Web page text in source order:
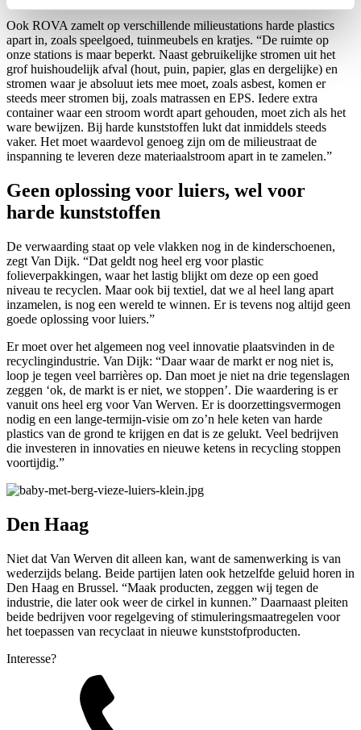
Ook ROVA zamelt op verschillende milieustations harde plastics
apart in, zoals speelgoed, tuinmeubels en kratjes. “De ruimte op
onze stations is maar beperkt. Naast gebruikelijke stromen uit het
grof huishoudelijk afval (hout, puin, papier, glas en dergelijke) en
stromen waar je absoluut iets mee moet, zoals asbest, komen er
steeds meer stromen bij, zoals matrassen en EPS. Iedere extra
container waar een stroom wordt apart gehouden, moet zich als het
ware bewijzen. Bij harde kunststoffen lukt dat inmiddels steeds
vaker. Het moet waardevol genoeg zijn om de milieustraat de
inspanning te leveren deze materiaalstroom apart in te zamelen.”
Geen oplossing voor luiers, wel voor
harde kunststoffen
De verwaarding staat op vele vlakken nog in de kinderschoenen,
zegt Van Dijk. “Dat geldt nog heel erg voor plastic
folieverpakkingen, waar het lastig blijkt om deze op een goed
niveau te recyclen. Maar ook bij textiel, dat we al heel lang apart
inzamelen, is nog een wereld te winnen. Er is tevens nog altijd geen
goede oplossing voor luiers.”
Er moet over het algemeen nog veel innovatie plaatsvinden in de
recyclingindustrie. Van Dijk: “Daar waar de markt er nog niet is,
loop je tegen veel barrières op. Dan moet je niet na drie tegenslagen
zeggen ‘ok, de markt is er niet, we stoppen’. Die waardering is er
vanuit ons heel erg voor Van Werven. Er is doorzettingsvermogen
nodig en een lange-termijn-visie om zo’n hele keten van harde
plastics van de grond te krijgen en dat is ze gelukt. Veel bedrijven
die investeren in innovaties en nieuwe ketens in recycling stoppen
voortijdig.”
Den Haag
Niet dat Van Werven dit alleen kan, want de samenwerking is van
wederzijds belang. Beide partijen laten ook hetzelfde geluid horen in
Den Haag en Brussel. “Maak producten, zeggen wij tegen de
industrie, die later ook weer de cirkel in kunnen.” Daarnaast pleiten
beide bedrijven voor regelgeving of stimuleringsmaatregelen voor
het toepassen van recyclaat in nieuwe kunststofproducten.
Interesse?